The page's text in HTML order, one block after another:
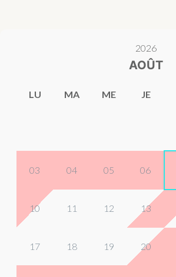
2026
AOÛT
LU MA ME JE
03 04 05 06
10 11 12 13
17 18 19 20